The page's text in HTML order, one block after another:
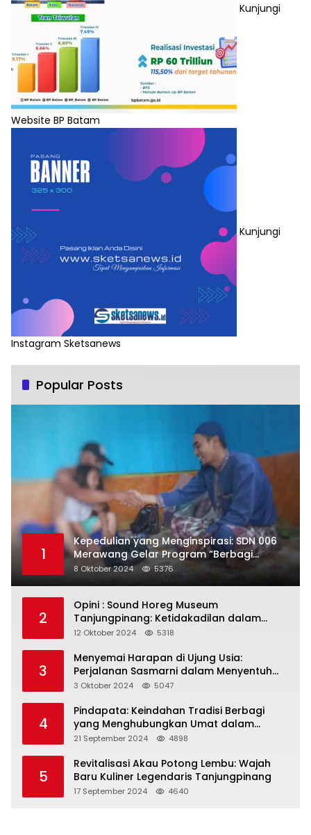
Kunjungi
Website BP Batam
Kunjungi
Instagram Sketsanews
Popular Posts
1
Kepedulian yang Menginspirasi: SDN 006
Merawang Gelar Program “Berbagi
Segenggam Beras”
8 Oktober 2024 5376
2
Opini : Sound Horeg Museum
Tanjungpinang: Ketidakadilan dalam
Representasi
12 Oktober 2024 5318
3
Menyemai Harapan di Ujung Usia:
Perjalanan Sasmarni dalam Menyentuh
Hati dan Jiwa
3 Oktober 2024 5047
4
Pindapata: Keindahan Tradisi Berbagi
yang Menghubungkan Umat dalam
Spiritualitas dan Kebersamaan dalam
21 September 2024 4898
5
Revitalisasi Akau Potong Lembu: Wajah
Baru Kuliner Legendaris Tanjungpinang
17 September 2024 4640